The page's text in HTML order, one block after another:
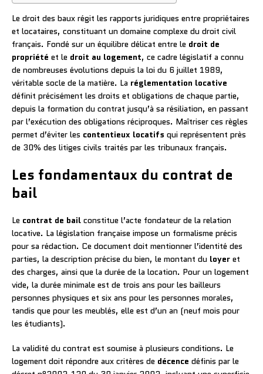
Le droit des baux régit les rapports juridiques entre propriétaires
et locataires, constituant un domaine complexe du droit civil
français. Fondé sur un équilibre délicat entre le droit de
propriété et le droit au logement, ce cadre législatif a connu
de nombreuses évolutions depuis la loi du 6 juillet 1989,
véritable socle de la matière. La réglementation locative
définit précisément les droits et obligations de chaque partie,
depuis la formation du contrat jusqu’à sa résiliation, en passant
par l’exécution des obligations réciproques. Maîtriser ces règles
permet d’éviter les contentieux locatifs qui représentent près
de 30% des litiges civils traités par les tribunaux français.
Les fondamentaux du contrat de
bail
Le contrat de bail constitue l’acte fondateur de la relation
locative. La législation française impose un formalisme précis
pour sa rédaction. Ce document doit mentionner l’identité des
parties, la description précise du bien, le montant du loyer et
des charges, ainsi que la durée de la location. Pour un logement
vide, la durée minimale est de trois ans pour les bailleurs
personnes physiques et six ans pour les personnes morales,
tandis que pour les meublés, elle est d’un an (neuf mois pour
les étudiants).
La validité du contrat est soumise à plusieurs conditions. Le
logement doit répondre aux critères de décence définis par le